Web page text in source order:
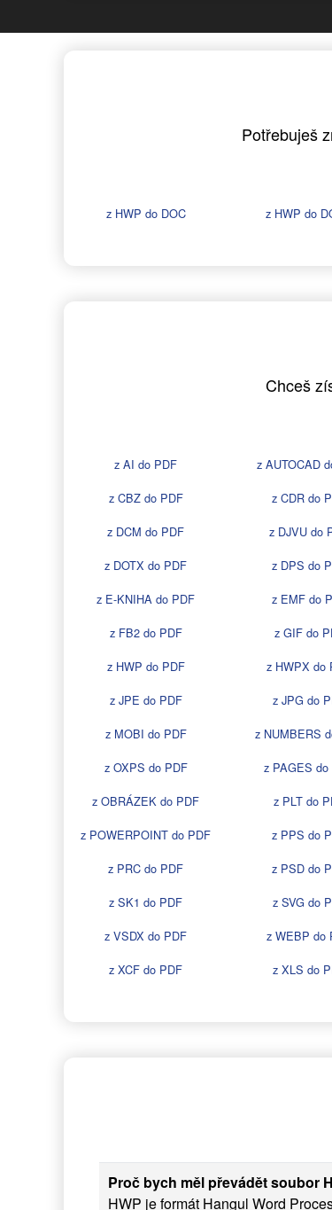
Potřebuješ
z HWP do DOC z HWP do
Chceš
z AI do PDF z AUTOCAD
z CBZ do PDF
z CDR do
z DCM do PDF
z DJVU do
z DOTX do PDF
z DPS do
z E-KNIHA do PDF
z EMF do
z FB2 do PDF
z GIF do
z HWP do PDF
z HWPX do
z JPE do PDF
z JPG do
z MOBI do PDF
z NUMBERS
z OXPS do PDF
z PAGES do
z OBRÁZEK do PDF
z PLT do
z POWERPOINT do PDF
z PPS do
z PRC do PDF
z PSD do
z SK1 do PDF
z SVG do
z VSDX do PDF
z WEBP do
z XCF do PDF
z XLS do
Proč bych měl převádět soubor
HWP je formát Hangul Word